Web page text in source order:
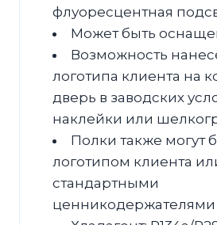
флуоресцентная
Может быть
Возможность
логотипа клиента на
дверь в заводских
наклейки или
Полки также могут
логотипом клиента
стандартными
ценникодержателями